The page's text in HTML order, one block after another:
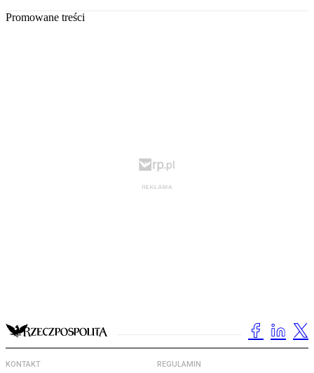
Promowane treści
KONTAKT REGULAMIN